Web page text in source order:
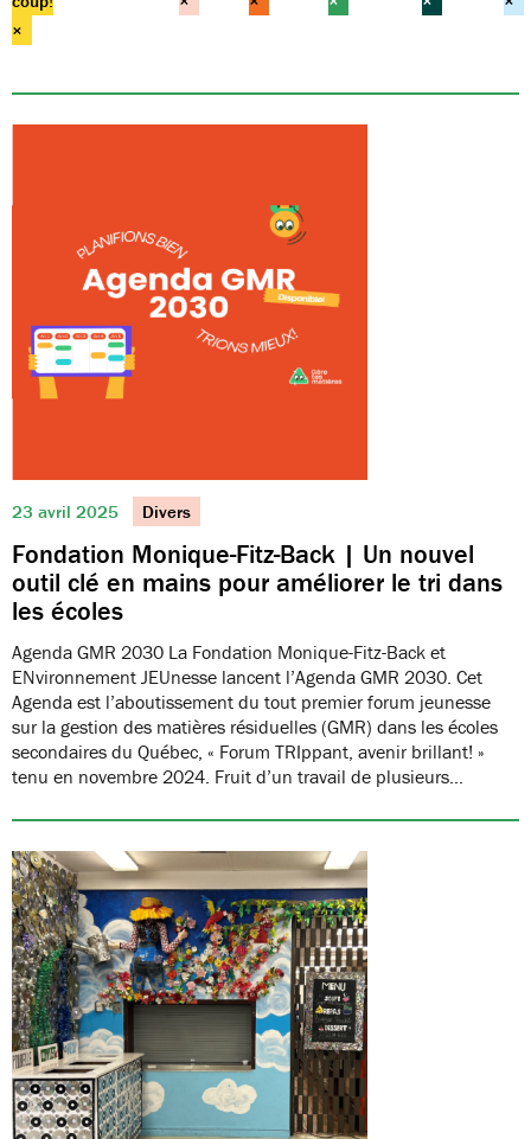
23 avril 2025 Divers
Fondation Monique-Fitz-Back | Un nouvel
outil clé en mains pour améliorer le tri dans
les écoles
Agenda GMR 2030 La Fondation Monique-Fitz-Back et
ENvironnement JEUnesse lancent l’Agenda GMR 2030. Cet
Agenda est l’aboutissement du tout premier forum jeunesse
sur la gestion des matières résiduelles (GMR) dans les écoles
secondaires du Québec, « Forum TRIppant, avenir brillant! »
tenu en novembre 2024. Fruit d’un travail de plusieurs…
×